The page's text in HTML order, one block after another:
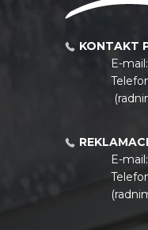
KONTAKT
E-mail:
E-mail: